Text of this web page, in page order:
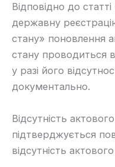
​Відповідно до
державну
стану» поновлення
стану проводиться
у разі його
документально.
​Відсутність
підтверджується
відсутність